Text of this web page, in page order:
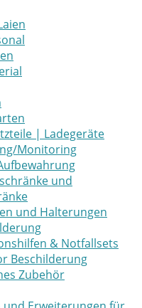
| Ladegeräte
Monitoring
und
und Halterungen
& Notfallsets
Beschilderung
Zubehör